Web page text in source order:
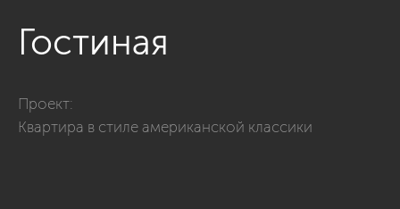
Гостиная
Проект:
Квартира в стиле американской классики